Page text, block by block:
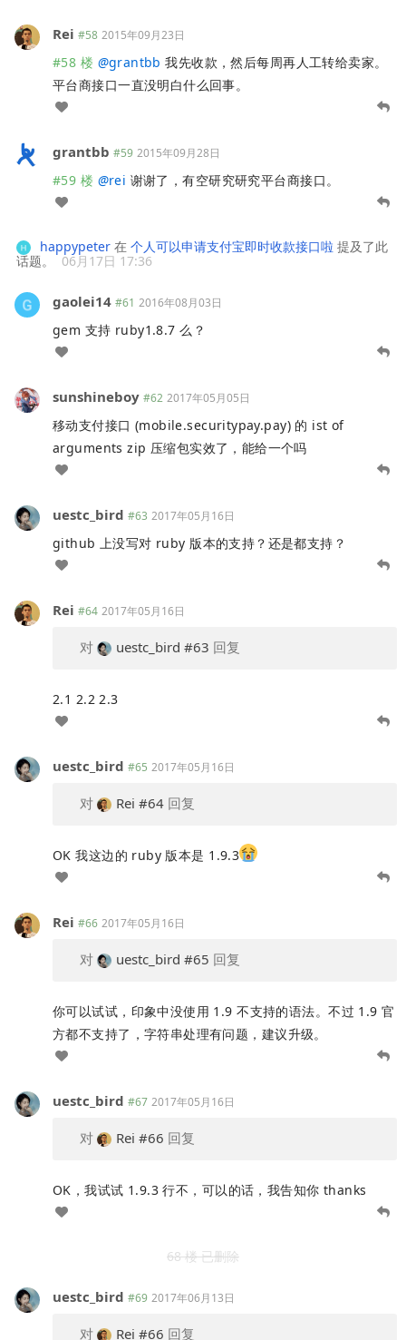
Rei #58 2015年09月23日
#58 楼 @grantbb 我先收款，然后每周再人工转给卖家。
平台商接口一直没明白什么回事。
grantbb #59 2015年09月28日
#59 楼 @rei 谢谢了，有空研究研究平台商接口。
happypeter 在 个人可以申请支付宝即时收款接口啦 提及了此
话题。 06月17日 17:36
gaolei14 #61 2016年08月03日
gem 支持 ruby1.8.7 么？
sunshineboy #62 2017年05月05日
移动支付接口 (mobile.securitypay.pay) 的 ist of
arguments zip 压缩包实效了，能给一个吗
uestc_bird #63 2017年05月16日
github 上没写对 ruby 版本的支持？还是都支持？
Rei #64 2017年05月16日
对 uestc_bird #63 回复
2.1 2.2 2.3
uestc_bird #65 2017年05月16日
对 Rei #64 回复
OK 我这边的 ruby 版本是 1.9.3
Rei #66 2017年05月16日
对 uestc_bird #65 回复
你可以试试，印象中没使用 1.9 不支持的语法。不过 1.9 官
方都不支持了，字符串处理有问题，建议升级。
uestc_bird #67 2017年05月16日
对 Rei #66 回复
OK，我试试 1.9.3 行不，可以的话，我告知你 thanks
68 楼 已删除
uestc_bird #69 2017年06月13日
对 Rei #66 回复